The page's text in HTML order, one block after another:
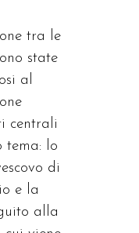
tra le
state
al
centrali
tema: lo
di
e la
alla